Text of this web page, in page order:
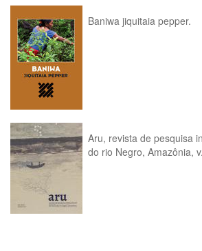
Baniwa jiquitaia pepper.
Aru, revista de pesquisa
do rio Negro, Amazônia,